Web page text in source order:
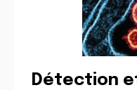
Détection